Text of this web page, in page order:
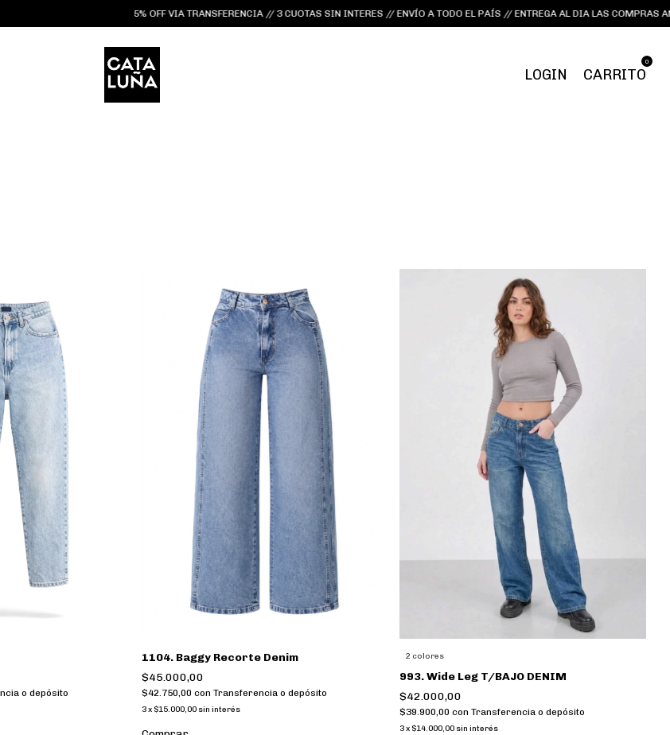
5% OFF VIA TRANSFERENCIA // 3 CUOTAS SIN INTERES // ENVÍO A TODO EL PAÍS // ENTREGA AL DIA LAS COMPRAS ANTES DE LAS
LOGIN CARRITO
0
o depósito
1104. Baggy Recorte Denim
$45.000,00
$42.750,00 con Transferencia o depósito
3 x $15.000,00 sin interés
2 colores
993. Wide Leg T/BAJO DENIM
$42.000,00
$39.900,00con Transferencia o depósito
3x $14.000,00 sin interés